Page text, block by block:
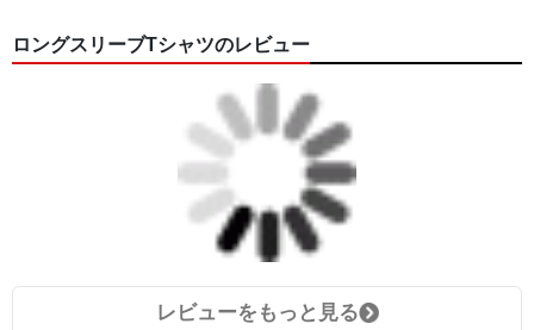
ロングスリーブTシャツのレビュー
レビューをもっと見る